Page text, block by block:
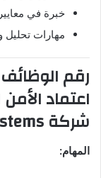
خبرة في معايير Common Criteria.
مهارات تحليل
اعتماد
شركة BAE Systems
المهام: